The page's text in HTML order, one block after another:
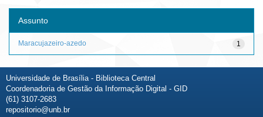
Assunto
1
Maracujazeiro-azedo
Universidade de Brasília - Biblioteca Central
Coordenadoria de Gestão da Informação Digital - GID
(61) 3107-2683
repositorio@unb.br